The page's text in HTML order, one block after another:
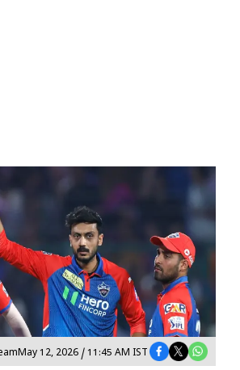
May 12, 2026 / 11:45 AM IST